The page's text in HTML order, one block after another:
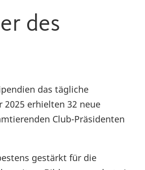
des
das tägliche
erhielten 32 neue
Club-Präsidenten
gestärkt für die